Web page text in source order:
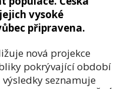
vysoké
připravena.
nová projekce
pokrývající období
seznamuje